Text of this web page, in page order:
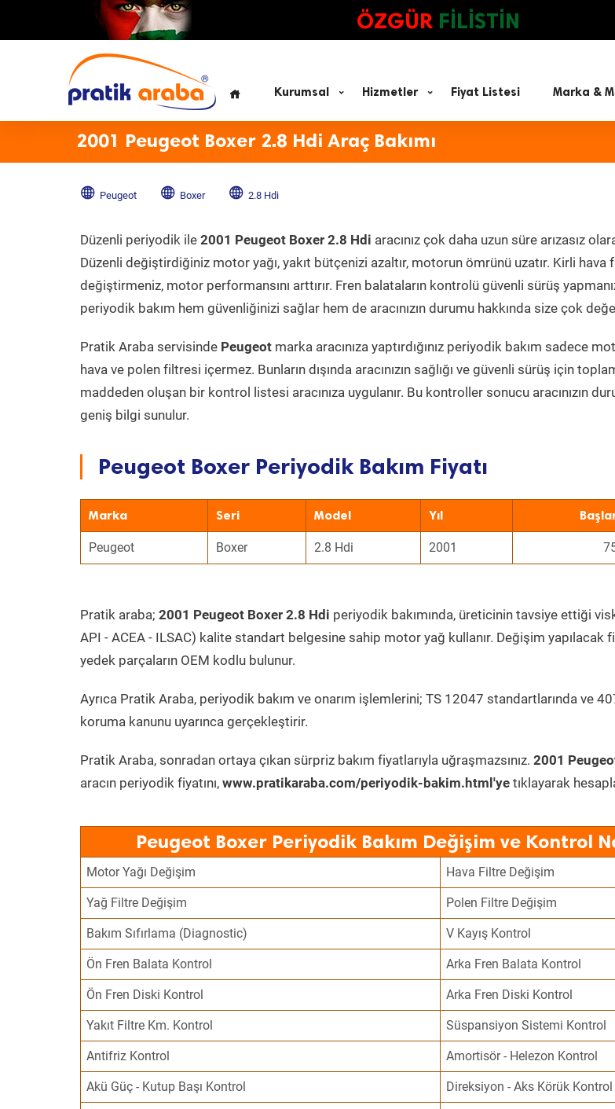
ÖZGÜR FİLİSTİN
Kurumsal Hizmetler Fiyat Listesi Marka &
2001 Peugeot Boxer 2.8 Hdi Araç Bakımı
Peugeot Boxer 2.8 Hdi
Düzenli periyodik ile 2001 Peugeot Boxer 2.8 Hdi aracınız çok daha uzun süre arızasız
Düzenli değiştirdiğiniz motor yağı, yakıt bütçenizi azaltır, motorun ömrünü uzatır. Kirli hava
değiştirmeniz, motor performansını arttırır. Fren balataların kontrolü güvenli sürüş
periyodik bakım hem güvenliğinizi sağlar hem de aracınızın durumu hakkında size çok
Pratik Araba servisinde Peugeot marka aracınıza yaptırdığınız periyodik bakım sadece
hava ve polen filtresi içermez. Bunların dışında aracınızın sağlığı ve güvenli sürüş için
maddeden oluşan bir kontrol listesi aracınıza uygulanır. Bu kontroller sonucu aracınızın
geniş bilgi sunulur.
Peugeot Boxer Periyodik Bakım Fiyatı
Marka Seri Model Yıl
Peugeot Boxer 2.8 Hdi 2001
Pratik araba; 2001 Peugeot Boxer 2.8 Hdi periyodik bakımında, üreticinin tavsiye ettiği
API - ACEA - ILSAC) kalite standart belgesine sahip motor yağ kullanır. Değişim yapılacak
yedek parçaların OEM kodlu bulunur.
Ayrıca Pratik Araba, periyodik bakım ve onarım işlemlerini; TS 12047 standartlarında ve
koruma kanunu uyarınca gerçekleştirir.
Pratik Araba, sonradan ortaya çıkan sürpriz bakım fiyatlarıyla uğraşmazsınız. 2001
aracın periyodik fiyatını, www.pratikaraba.com/periyodik-bakim.html'ye tıklayarak
Peugeot Boxer Periyodik Bakım Değişim ve Kontrol
Motor Yağı Değişim Hava Filtre Değişim
Yağ Filtre Değişim Polen Filtre Değişim
Bakım Sıfırlama (Diagnostic) V Kayış Kontrol
Ön Fren Balata Kontrol Arka Fren Balata Kontrol
Ön Fren Diski Kontrol Arka Fren Diski Kontrol
Yakıt Filtre Km. Kontrol Süspansiyon Sistemi Kontrol
Antifriz Kontrol Amortisör - Helezon Kontrol
Akü Güç - Kutup Başı Kontrol Direksiyon - Aks Körük Kontrol